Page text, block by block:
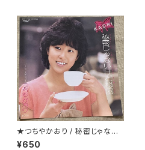
★つちやかおり / 秘密じゃない
けど秘密
¥650